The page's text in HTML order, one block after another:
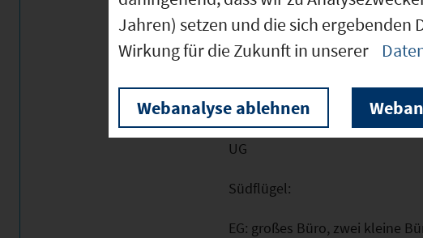
EG: Windfang, großes Büro,
Abstellraum, Heizraum, Treppe
OG: Chef-Büro mit Balkon,
Mittelflügel: großes Büro, zwei
UG
Südflügel:
EG: großes Büro, zwei kleine
Jahren) setzen und die sich
Wirkung für die Zukunft in unserer
Webanalyse ablehnen